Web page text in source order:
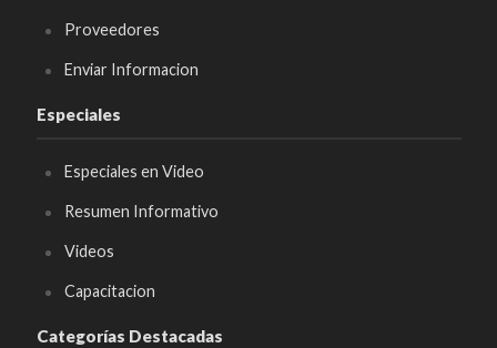
Proveedores
Enviar Informacion
Especiales
Especiales en Video
Resumen Informativo
Videos
Capacitacion
Categorías Destacadas